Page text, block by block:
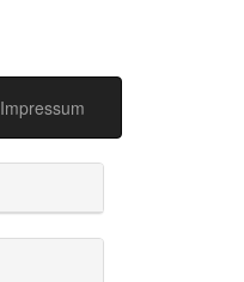
Impressum